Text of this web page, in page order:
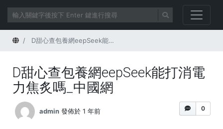
首頁 D甜心查包養網eepSeek能打消電力焦炙嗎_中國網
D甜心查包養網eepSeek能打消電
力焦炙嗎_中國網
0
admin 發佈於 1 年前